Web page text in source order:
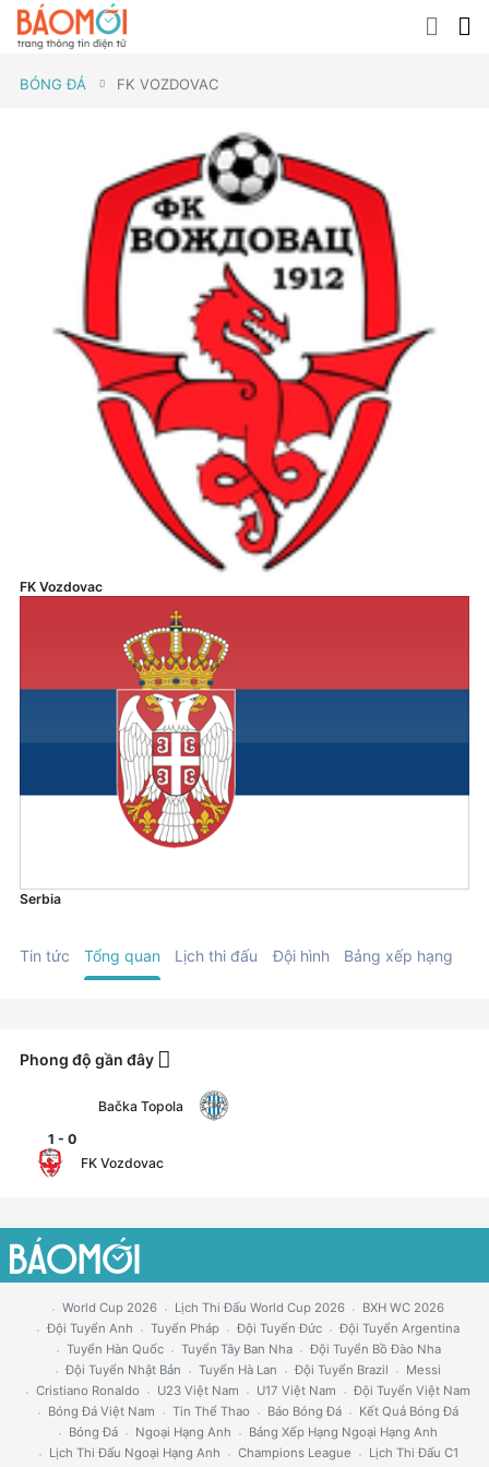
BÓNG ĐÁ FK VOZDOVAC
FK Vozdovac
Serbia
Tin tức Tổng quan Lịch thi đấu Đội hình Bảng xếp hạng
Phong độ gần đây
Bačka Topola
1 - 0
FK Vozdovac
World Cup 2026 Lịch Thi Đấu World Cup 2026
BXH WC 2026
Đội Tuyển Anh
Tuyển Pháp Đội Tuyển Đức
Đội Tuyển Argentina
Tuyển Hàn Quốc
Tuyển Tây Ban Nha
Đội Tuyển Bồ Đào Nha
Đội Tuyển Nhật Bản
Tuyển Hà Lan Đội Tuyển Brazil
Messi
Cristiano Ronaldo
U23 Việt Nam U17 Việt Nam
Đội Tuyển Việt Nam
Bóng Đá Việt Nam
Tin Thể Thao Báo Bóng Đá
Kết Quả Bóng Đá
Bóng Đá
Ngoại Hạng Anh
Bảng Xếp Hạng Ngoại Hạng Anh
Lịch Thi Đấu Ngoại Hạng Anh
Champions League
Lịch Thi Đấu C1